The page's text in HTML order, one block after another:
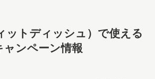
ットディッシュ）で使える
ャンペーン情報